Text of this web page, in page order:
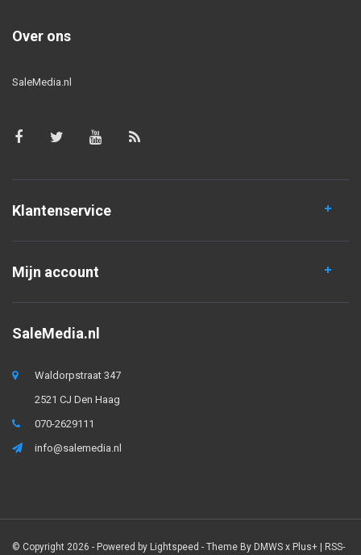
Over ons
SaleMedia.nl
Klantenservice
Mijn account
SaleMedia.nl
Waldorpstraat 347
2521 CJ Den Haag
070-2629111
info@salemedia.nl
© Copyright 2026 - Powered by Lightspeed - Theme By DMWS x Plus+ RSS-